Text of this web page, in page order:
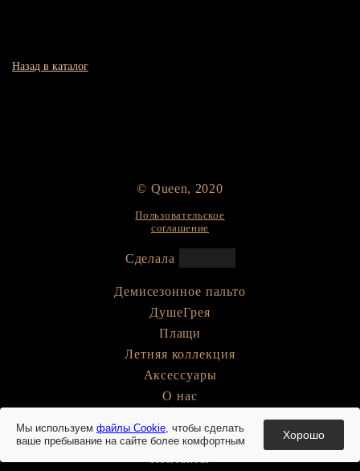
Назад в каталог
© Queen, 2020
Пользовательское
соглашение
Cделала
Демисезонное пальто
ДушеГрея
Плащи
Летняя коллекция
Аксессуары
О нас
Акции
Мы используем файлы Cookie, чтобы сделать
ваше пребывание на сайте более комфортным
Хорошо